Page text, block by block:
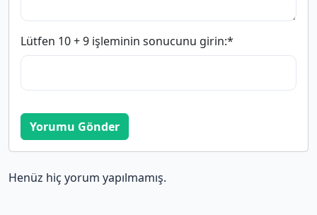
Lütfen 10 + 9 işleminin sonucunu girin:*
Yorumu Gönder
Henüz hiç yorum yapılmamış.